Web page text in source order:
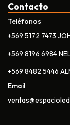
Contacto
Teléfonos
+569 5172 7473
+569 8196 6984
+569 8482 5446
Email